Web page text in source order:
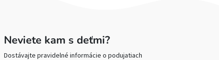
Neviete kam s deťmi?
Dostávajte pravidelné informácie o podujatiach